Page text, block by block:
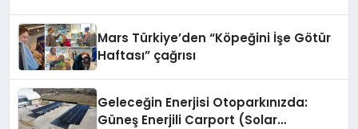
Mars Türkiye’den “Köpeğini İşe Götür
Haftası” çağrısı
Geleceğin Enerjisi Otoparkınızda:
Güneş Enerjili Carport (Solar